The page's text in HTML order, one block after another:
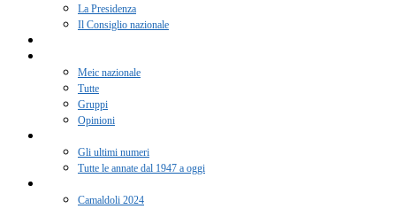
La Presidenza
Il Consiglio nazionale
Meic nazionale
Tutte
Gruppi
Opinioni
Gli ultimi numeri
Tutte le annate dal 1947 a oggi
Camaldoli 2024